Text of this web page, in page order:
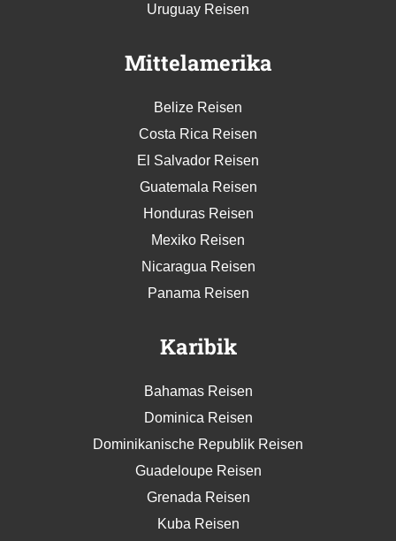
Uruguay Reisen
Mittelamerika
Belize Reisen
Costa Rica Reisen
El Salvador Reisen
Guatemala Reisen
Honduras Reisen
Mexiko Reisen
Nicaragua Reisen
Panama Reisen
Karibik
Bahamas Reisen
Dominica Reisen
Dominikanische Republik Reisen
Guadeloupe Reisen
Grenada Reisen
Kuba Reisen